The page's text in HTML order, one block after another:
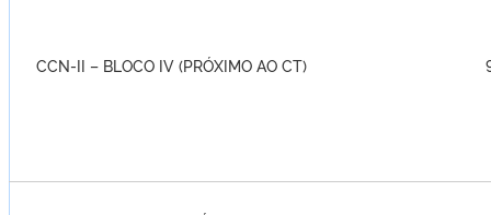
CCN-II – BLOCO IV (PRÓXIMO AO CT)